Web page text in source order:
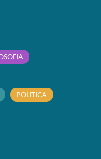
POLITICA